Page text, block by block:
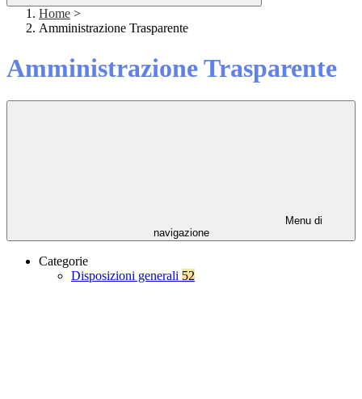
Home >
Amministrazione Trasparente
Amministrazione Trasparente
Menu di
navigazione
Categorie
Disposizioni generali 52